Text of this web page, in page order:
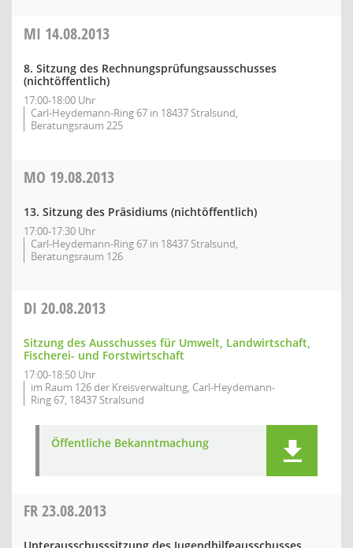
MI 14.08.2013
8. Sitzung des Rechnungsprüfungsausschusses
(nichtöffentlich)
17:00-18:00 Uhr
Carl-Heydemann-Ring 67 in 18437 Stralsund,
Beratungsraum 225
MO 19.08.2013
13. Sitzung des Präsidiums (nichtöffentlich)
17:00-17:30 Uhr
Carl-Heydemann-Ring 67 in 18437 Stralsund,
Beratungsraum 126
DI 20.08.2013
Sitzung des Ausschusses für Umwelt, Landwirtschaft,
Fischerei- und Forstwirtschaft
17:00-18:50 Uhr
im Raum 126 der Kreisverwaltung, Carl-Heydemann-
Ring 67, 18437 Stralsund
Öffentliche Bekanntmachung
FR23.08.2013